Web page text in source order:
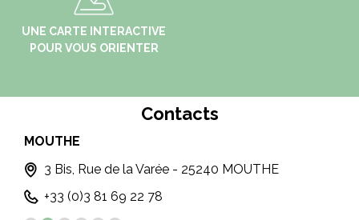
UNE CARTE INTERACTIVE
POUR VOUS ORIENTER
Contacts
MOUTHE
3 Bis, Rue de la Varée - 25240 MOUTHE
+33 (0)3 81 69 22 78